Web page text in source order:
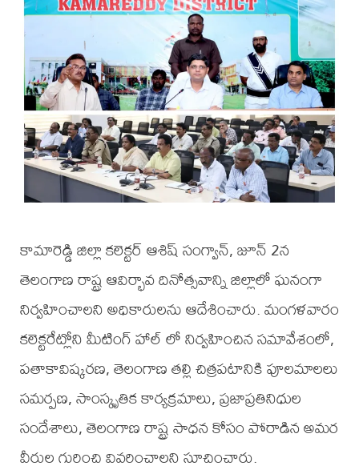
కామారెడ్డి జిల్లా కలెక్టర్ ఆశిష్ సంగ్వాన్, జూన్ 2న
తెలంగాణ రాష్ట్ర ఆవిర్భావ దినోత్సవాన్ని జిల్లాలో ఘనంగా
నిర్వహించాలని అధికారులను ఆదేశించారు. మంగళవారం
కలెక్టరేట్లోని మీటింగ్ హాల్ లో నిర్వహించిన సమావేశంలో,
పతాకావిష్కరణ, తెలంగాణ తల్లి చిత్రపటానికి పూలమాలలు
సమర్పణ, సాంస్కృతిక కార్యక్రమాలు, ప్రజాప్రతినిధుల
సందేశాలు, తెలంగాణ రాష్ట్ర సాధన కోసం పోరాడిన అమర
వీరుల గురించి వివరించాలని సూచించారు.